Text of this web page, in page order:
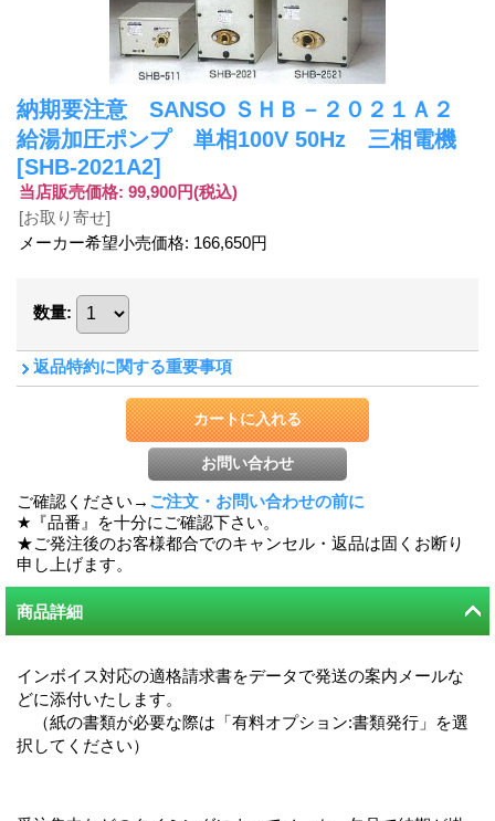
納期要注意 SANSO ＳＨＢ－２０２１Ａ２
給湯加圧ポンプ 単相100V 50Hz 三相電機
[SHB-2021A2]
当店販売価格: 99,900円(税込)
[お取り寄せ]
メーカー希望小売価格: 166,650円
数量:
返品特約に関する重要事項
ご確認ください→ ご注文・お問い合わせの前に
★『品番』を十分にご確認下さい。
★ご発注後のお客様都合でのキャンセル・返品は固くお断り
申し上げます。
商品詳細
インボイス対応の適格請求書をデータで発送の案内メールな
どに添付いたします。
（紙の書類が必要な際は「有料オプション:書類発行」を選
択してください）